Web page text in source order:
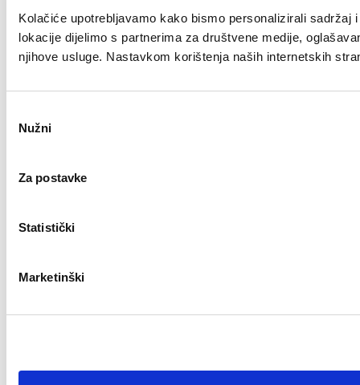
Kolačiće upotrebljavamo kako bismo personalizirali
lokacije dijelimo s partnerima za društvene medije,
njihove usluge. Nastavkom korištenja naših internetskih
pristanka
Nužni
Za postavke
Statistički
Marketinški